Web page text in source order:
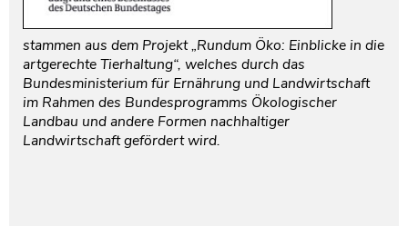
stammen aus dem Projekt „Rundum Öko: Einblicke in die
artgerechte Tierhaltung“, welches durch das
Bundesministerium für Ernährung und Landwirtschaft
im Rahmen des Bundesprogramms Ökologischer
Landbau und andere Formen nachhaltiger
Landwirtschaft gefördert wird.